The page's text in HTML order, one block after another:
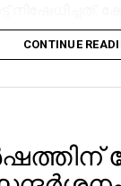
വിനു. മുന്‍
മുട്ടട
വൈഷ്ണ
CONTINUE